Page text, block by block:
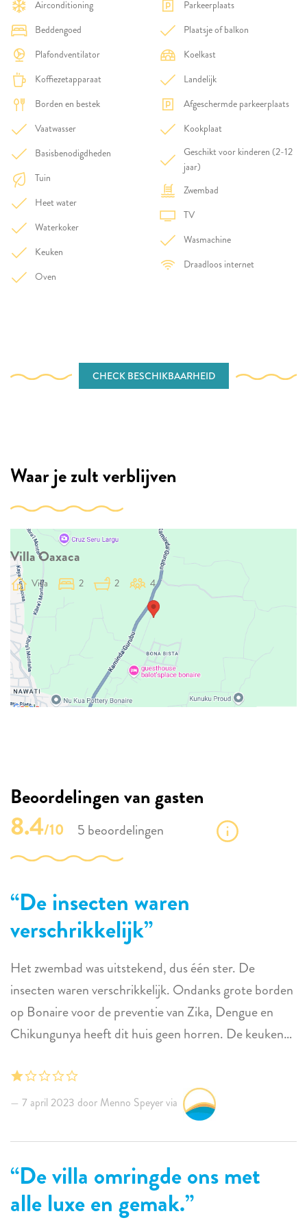
Airconditioning
Beddengoed
Plafondventilator
Koffiezetapparaat
Borden en bestek
Vaatwasser
Basisbenodigdheden
Tuin
Heet water
Waterkoker
Keuken
Oven
Parkeerplaats
Plaatsje of balkon
Koelkast
Landelijk
Afgeschermde parkeerplaats
Kookplaat
Geschikt voor kinderen (2-12
jaar)
Zwembad
TV
Wasmachine
Draadloos internet
CHECK BESCHIKBAARHEID
Waar je zult verblijven
Villa Oaxaca
Villa 2 2 4
Beoordelingen van gasten
8.4/10 5 beoordelingen
De insecten waren
verschrikkelijk
Het zwembad was uitstekend, dus één ster. De
insecten waren verschrikkelijk. Ondanks grote borden
op Bonaire voor de preventie van Zika, Dengue en
Chikungunya heeft dit huis geen horren. De keuken
hebben lamellen die bijtende vliegen, huisvliegen,
spinnen, muggen (en kikkers) binnenlaten. De
huismanager vond een bednet in de kast van de
eigenaar, maar er was geen fatsoenlijk frame of haakje.
Het huis had citronella kaarsen, muggenspiralen, een
insectenracket, een draaiende molen tegen insecten,
maar niets hielp. Er waren netten om over je eten te
7 april 2023 door Menno Speyer via
De villa omringde ons met
alle luxe en gemak.